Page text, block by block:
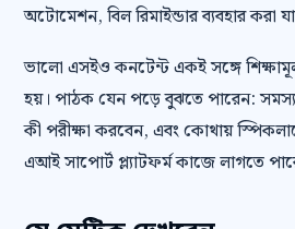
অটোমেশন, বিল রিমাইন্ডার ব্যবহার করা
ভালো এসইও কনটেন্ট একই সঙ্গে
হয়। পাঠক যেন পড়ে বুঝতে পারেন:
কী পরীক্ষা করবেন, এবং কোথায়
এআই সাপোর্ট প্ল্যাটফর্ম কাজে লাগতে